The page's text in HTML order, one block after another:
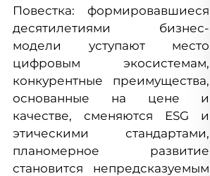
Повестка: формировавшиеся
десятилетиями бизнес-
модели уступают место
цифровым экосистемам,
конкурентные преимущества,
основанные на цене и
качестве, сменяются ESG и
этическими стандартами,
планомерное развитие
становится непредсказуемым